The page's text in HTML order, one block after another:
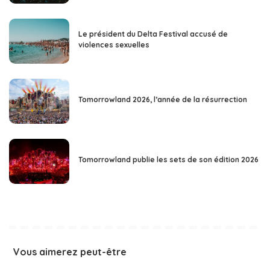
Le président du Delta Festival accusé de
violences sexuelles
Tomorrowland 2026, l’année de la résurrection
Tomorrowland publie les sets de son édition 2026
Vous aimerez peut-être